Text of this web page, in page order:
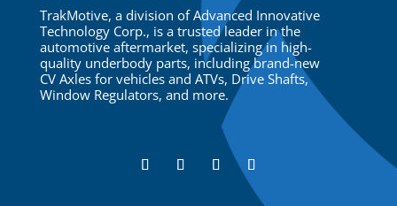
TrakMotive, a division of Advanced Innovative
Technology Corp., is a trusted leader in the
automotive aftermarket, specializing in high-
quality underbody parts, including brand-new
CV Axles for vehicles and ATVs, Drive Shafts,
Window Regulators, and more.